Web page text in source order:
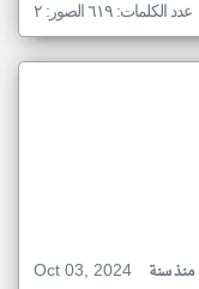
عدد الكلمات: ٦١٩ الصور: ٢
Oct 03, 2024
منذ سنة